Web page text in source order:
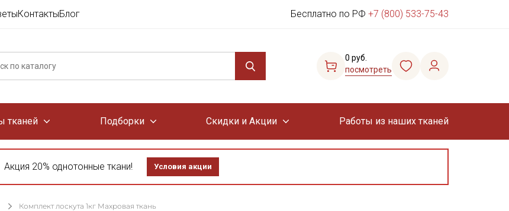
КонтактыБлог Бесплатно по РФ +7 (800) 533-75-43
0 руб.
посмотреть
тканей Подборки Скидки и Акции Работы из наших тканей
Акция 20% однотонные ткани! Условия акции
Комплект лоскута 1кг Махровая ткань